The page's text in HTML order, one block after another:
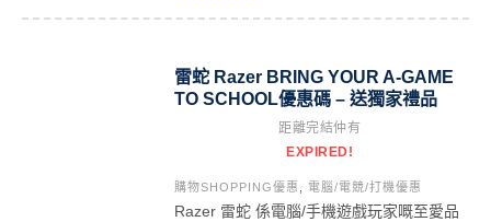
雷蛇 Razer BRING YOUR A-GAME
TO SCHOOL優惠碼 – 送獨家禮品
距離完結仲有
EXPIRED!
購物SHOPPING優惠 電腦/電競/打機優惠
Razer 雷蛇 係電腦/手機遊戲玩家嘅至愛品